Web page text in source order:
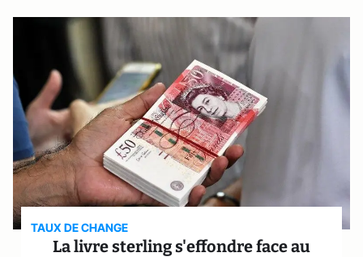
TAUX DE CHANGE
La livre sterling s'effondre face au